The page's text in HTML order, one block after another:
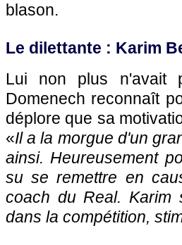
blason.
Le dilettante : Karim
Lui non plus n'avait
Domenech reconnaît
déplore que sa
«Il a la morgue d'un
ainsi. Heureusement
su se remettre en
coach du Real. Karim
dans la compétition,